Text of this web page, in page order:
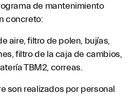
de mantenimiento
concreto:
aire, filtro de polen, bujías,
filtro de la caja de cambios,
TBM2, correas.
son realizados por personal